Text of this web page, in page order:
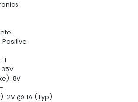
1
8V
2V @ 1A (Typ)